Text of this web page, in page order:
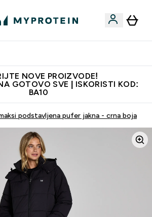
NOVE PROIZVODE!
GOTOVO SVE | ISKORISTI KOD:
BA10
podstavljena pufer jakna - crna boja